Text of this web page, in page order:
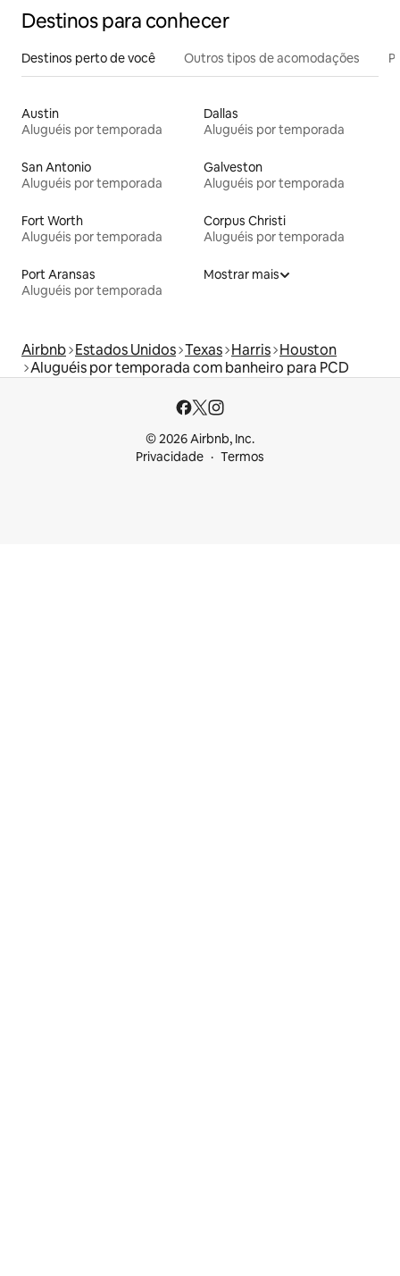
Destinos para conhecer
Destinos perto de você Outros tipos de acomodações
Austin
Aluguéis por temporada
Dallas
Aluguéis por temporada
San Antonio
Aluguéis por temporada
Galveston
Aluguéis por temporada
Fort Worth
Aluguéis por temporada
Corpus Christi
Aluguéis por temporada
Port Aransas
Aluguéis por temporada
Mostrar mais
Airbnb Estados Unidos Texas Harris Houston
Aluguéis por temporada com banheiro para PCD
© 2026 Airbnb, Inc.
Privacidade
Termos